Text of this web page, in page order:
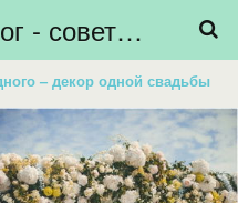
Свадебный блог - советы невестам, подготовка к свадьбе - HiBride
– декор одной свадьбы